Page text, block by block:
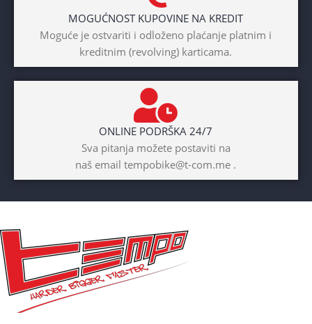
BICIKLI-TIP RAMA
Prednji amotrizer
BICIKLI-KOČNICE
Disk mehanički
MOGUĆNOST KUPOVINE NA KREDIT
Moguće je ostvariti i odloženo plaćanje platnim i
kreditnim (revolving) karticama.
ONLINE PODRŠKA 24/7
Sva pitanja možete postaviti na
naš email tempobike@t-com.me .